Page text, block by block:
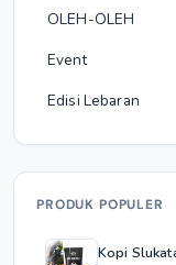
OLEH-OLEH
Event
Edisi Lebaran
PRODUK POPULER
Kopi